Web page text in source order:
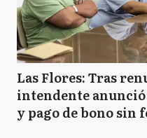
Las Flores: Tras
intendente anunció
y pago de bono sin